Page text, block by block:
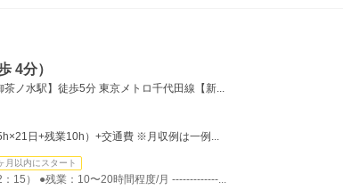
4分）
ノ水駅】徒歩5分 東京メトロ千代田線【新...
日+残業10h）+交通費 ※月収例は一例...
月以内にスタート
15） ●残業：10〜20時間程度/月 -------------...